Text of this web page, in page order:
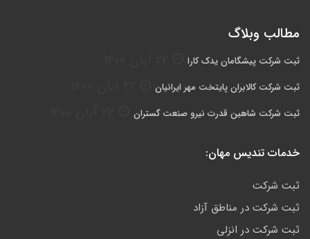
مطالب وبلاگ
ثبت شرکت پیشگامان یدک کارا
ثبت شرکت کالابران پایتخت مهر ایرانیان
ثبت شرکت شاهین قدرت نیرو صنعت گستران
خدمات تندیس مهان:
ثبت شرکت
ثبت شرکت در مناطق آزاد
ثبت شرکت در انزلی